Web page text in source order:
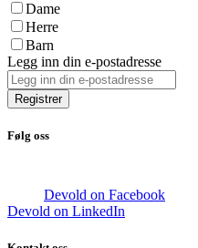
Dame
Herre
Barn
Legg inn din e-postadresse
Registrer
Følg oss
Devold on Facebook
Devold on LinkedIn